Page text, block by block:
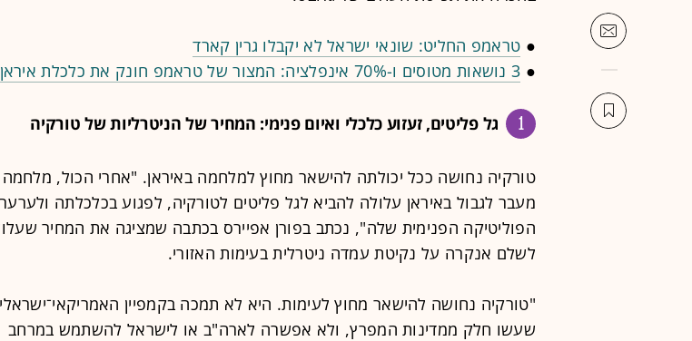
● טראמפ החליט: שונאי ישראל לא יקבלו גרין קארד
● 3 נושאות מטוסים ו-70% אינפלציה: המצור של טראמפ חונק את כלכלת איראן
1 גל פליטים, זעזוע כלכלי ואיום פנימי: המחיר של הניטרליות של טורקיה
טורקיה נחושה ככל יכולתה להישאר מחוץ למלחמה באיראן. "אחרי הכול, מלחמה
מעבר לגבול באיראן עלולה להביא לגל פליטים לטורקיה, לפגוע בכלכלתה
הפוליטיקה הפנימית שלה", נכתב בפורן אפיירס בכתבה שמציגה את המחיר
לשלם אנקרה על נקיטת עמדה ניטרלית בעימות האזורי.
"טורקיה נחושה להישאר מחוץ לעימות. היא לא תמכה בקמפיין
שעשו חלק ממדינות המפרץ, ולא אפשרה לארה"ב או לישראל להשתמש במרחב